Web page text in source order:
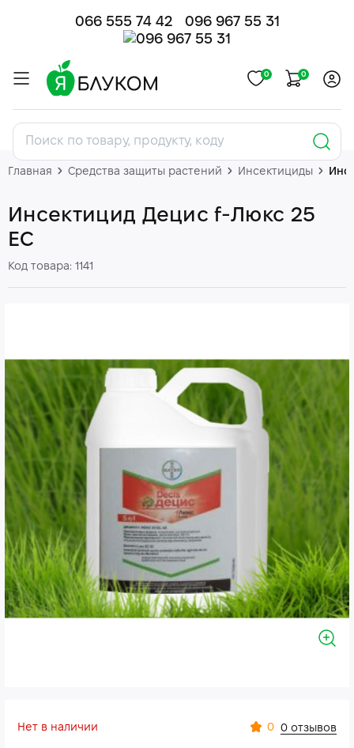
066 555 74 42 096 967 55 31
0 0
Главная Средства защиты растений Инсектициды
Инсектицид Децис f-Люкс 25
EC
Код товара: 1141
Нет в наличии 0 0 отзывов